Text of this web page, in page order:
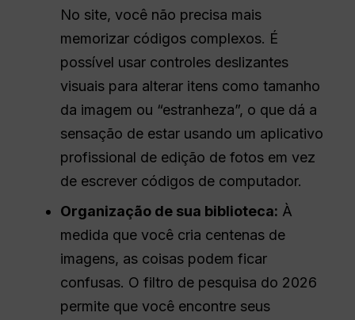
No site, você não precisa mais
memorizar códigos complexos. É
possível usar controles deslizantes
visuais para alterar itens como tamanho
da imagem ou “estranheza”, o que dá a
sensação de estar usando um aplicativo
profissional de edição de fotos em vez
de escrever códigos de computador.
Organização de sua biblioteca: À
medida que você cria centenas de
imagens, as coisas podem ficar
confusas. O filtro de pesquisa do 2026
permite que você encontre seus